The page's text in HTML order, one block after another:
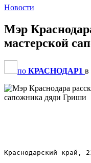
Новости
Мэр
мастерской
по КРАСНОДАР1 в
Краснодарский